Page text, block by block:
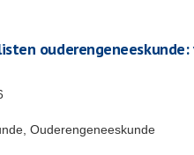
Ouderengeneeskunde